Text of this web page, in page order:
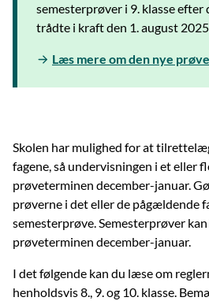
semesterprøver i 9. klasse efter
trådte i kraft den 1. august
Læs mere om den nye
Skolen har mulighed for at
fagene, så undervisningen i et eller
prøveterminen december-januar.
prøverne i det eller de pågældende
semesterprøve. Semesterprøver
prøveterminen december-januar.
I det følgende kan du læse om
henholdsvis 8., 9. og 10. klasse.